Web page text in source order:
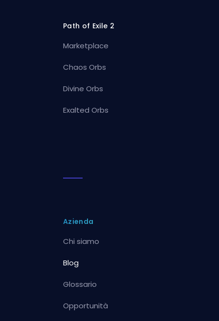
Path of Exile 2
Marketplace
Chaos Orbs
Divine Orbs
Exalted Orbs
Azienda
Chi siamo
Blog
Glossario
Opportunità